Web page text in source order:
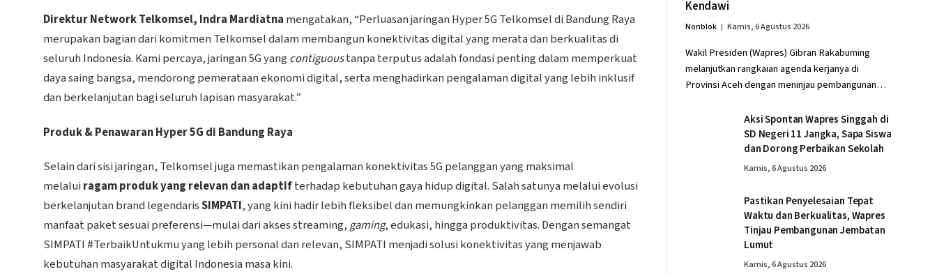
Direktur Network Telkomsel, Indra Mardiatna mengatakan, “Perluasan jaringan Hyper 5G Telkomsel di Bandung Raya
merupakan bagian dari komitmen Telkomsel dalam membangun konektivitas digital yang merata dan berkualitas di
seluruh Indonesia. Kami percaya, jaringan 5G yang contiguoustanpa terputus adalah fondasi penting dalam memperkuat
daya saing bangsa, mendorong pemerataan ekonomi digital, serta menghadirkan pengalaman digital yang lebih inklusif
dan berkelanjutan bagi seluruh lapisan masyarakat.”
Produk & Penawaran Hyper 5G di Bandung Raya
Selain dari sisi jaringan, Telkomsel juga memastikan pengalaman konektivitas 5G pelanggan yang maksimal
melalui ragam produk yang relevan dan adaptifterhadap kebutuhan gaya hidup digital. Salah satunya melalui evolusi
berkelanjutan brand legendarisSIMPATI, yang kini hadir lebih fleksibel dan memungkinkan pelanggan memilih sendiri
manfaat paket sesuai preferensi—mulai dari akses streaming,gaming, edukasi, hingga produktivitas. Dengan semangat
SIMPATI #TerbaikUntukmu yang lebih personal dan relevan, SIMPATI menjadi solusi konektivitas yang menjawab
kebutuhan masyarakat digital Indonesia masa kini.
Kendawi
Nonblok Kamis, 6 Agustus 2026
Wakil Presiden (Wapres) Gibran Rakabuming
melanjutkan rangkaian agenda kerjanya di
Provinsi Aceh dengan meninjau pembangunan…
Aksi Spontan Wapres Singgah di
SD Negeri 11 Jangka, Sapa Siswa
dan Dorong Perbaikan Sekolah
Kamis, 6 Agustus 2026
Pastikan Penyelesaian Tepat
Waktu dan Berkualitas, Wapres
Tinjau Pembangunan Jembatan
Lumut
Kamis, 6 Agustus 2026